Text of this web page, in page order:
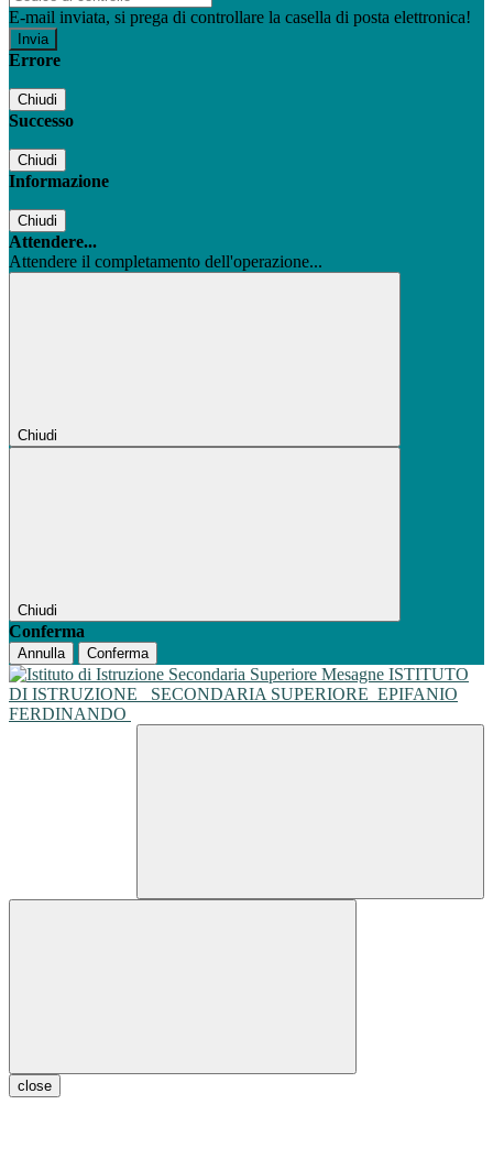
E-mail inviata, si prega di controllare la casella di posta elettronica!
Errore
Chiudi
Successo
Chiudi
Informazione
Chiudi
Attendere...
Attendere il completamento dell'operazione...
Chiudi
Chiudi
Conferma
Annulla Conferma
ISTITUTO
DI ISTRUZIONE
SECONDARIA SUPERIORE EPIFANIO
FERDINANDO
close